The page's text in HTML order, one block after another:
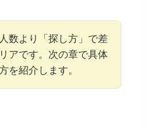
数より「探し方」で差
アです。次の章で具体
を紹介します。